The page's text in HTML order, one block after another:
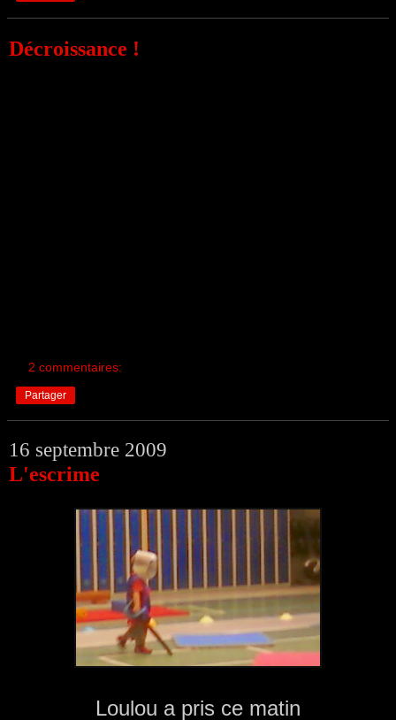
Décroissance !
2 commentaires:
Partager
16 septembre 2009
L'escrime
Loulou a pris ce matin